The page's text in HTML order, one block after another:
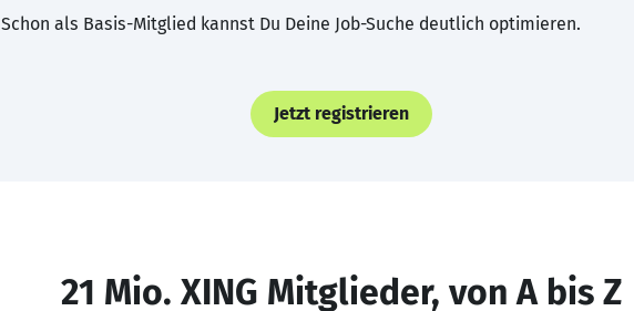
Schon als Basis-Mitglied kannst Du Deine Job-Suche deutlich optimieren.
Jetzt registrieren
21 Mio. XING Mitglieder, von A bis Z